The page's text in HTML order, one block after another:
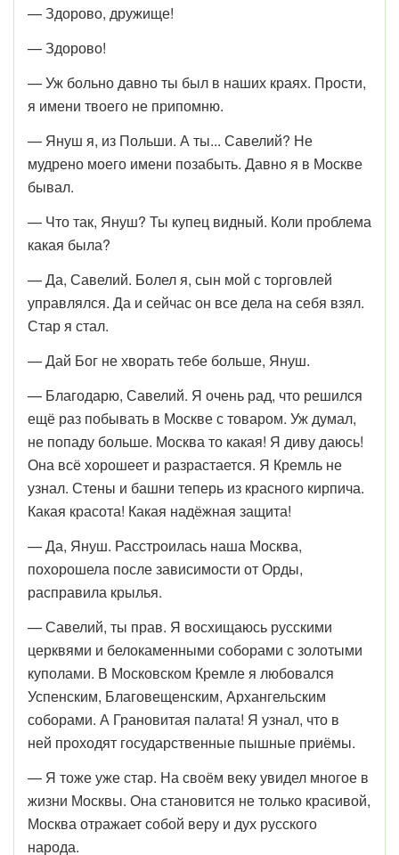
— Здорово, дружище!
— Здорово!
— Уж больно давно ты был в наших краях. Прости,
я имени твоего не припомню.
— Януш я, из Польши. А ты... Савелий? Не
мудрено моего имени позабыть. Давно я в Москве
бывал.
— Что так, Януш? Ты купец видный. Коли проблема
какая была?
— Да, Савелий. Болел я, сын мой с торговлей
управлялся. Да и сейчас он все дела на себя взял.
Стар я стал.
— Дай Бог не хворать тебе больше, Януш.
— Благодарю, Савелий. Я очень рад, что решился
ещё раз побывать в Москве с товаром. Уж думал,
не попаду больше. Москва то какая! Я диву даюсь!
Она всё хорошеет и разрастается. Я Кремль не
узнал. Стены и башни теперь из красного кирпича.
Какая красота! Какая надёжная защита!
— Да, Януш. Расстроилась наша Москва,
похорошела после зависимости от Орды,
расправила крылья.
— Савелий, ты прав. Я восхищаюсь русскими
церквями и белокаменными соборами с золотыми
куполами. В Московском Кремле я любовался
Успенским, Благовещенским, Архангельским
соборами. А Грановитая палата! Я узнал, что в
ней проходят государственные пышные приёмы.
— Я тоже уже стар. На своём веку увидел многое в
жизни Москвы. Она становится не только красивой,
Москва отражает собой веру и дух русского
народа.